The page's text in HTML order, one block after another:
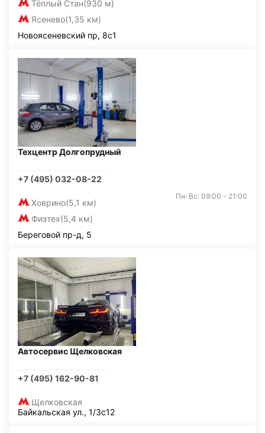
Тёплый Стан(930 м)
Ясенево(1,35 км)
Новоясеневский пр, 8с1
Техцентр Долгопрудный
+7 (495) 032-08-22
Ховрино(5,1 км)
Физтех(5,4 км)
Пн-Вс: 09:00 - 21:00
Береговой пр-д, 5
Автосервис Щелковская
+7 (495) 162-90-81
Щелковская
Байкальская ул., 1/3с12